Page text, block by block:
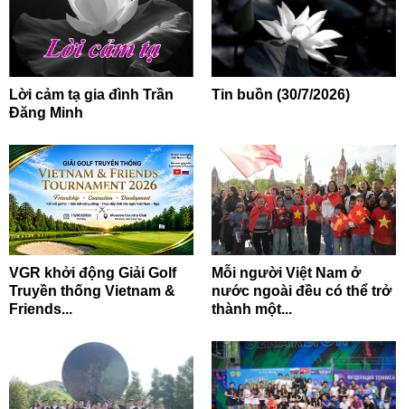
Lời cảm tạ gia đình Trần
Đăng Minh
Tin buồn (30/7/2026)
VGR khởi động Giải Golf
Truyền thống Vietnam &
Friends...
Mỗi người Việt Nam ở
nước ngoài đều có thể trở
thành một...